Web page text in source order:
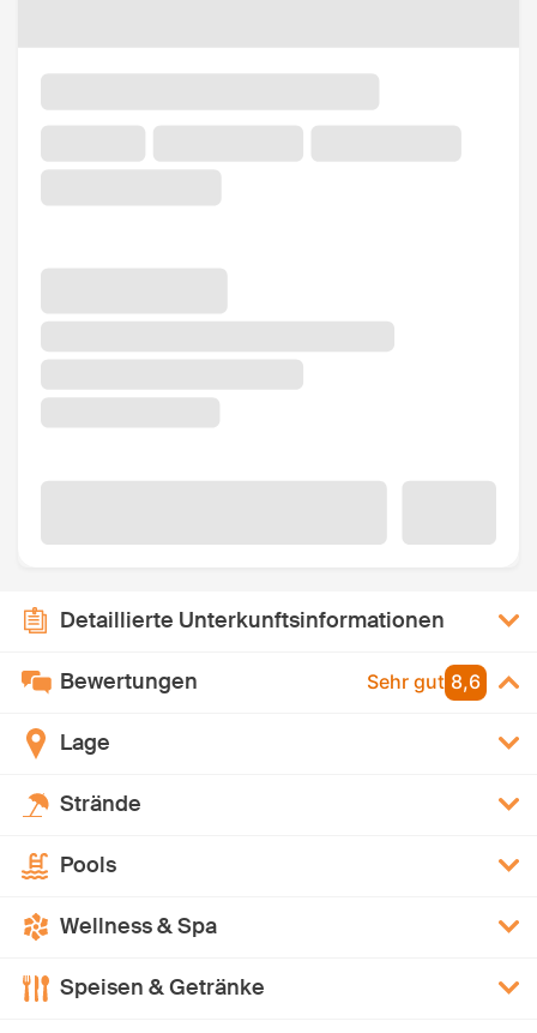
Detaillierte Unterkunftsinformationen
Bewertungen Sehr gut 8,6
Lage
Strände
Pools
Wellness & Spa
Speisen & Getränke